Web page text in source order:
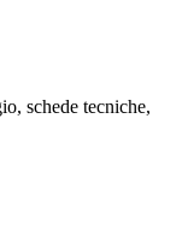
schede tecniche,